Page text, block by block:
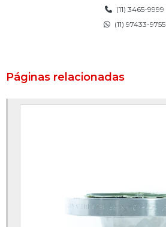
Distribuidor de flanges
Distribuidor de válvulas solenóides
Engate rápido tipo camlock
Fabricante de flanges em aço inox
(11) 3465-9999
(11) 97433-9755
Páginas relacionadas